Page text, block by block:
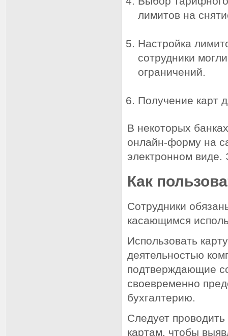
лимитов на
Настройка
сотрудники
ограничений.
Получение карт
В некоторых
онлайн-форму на
электронном виде.
Как
Сотрудники
касающимся
Использовать
деятельностью
подтверждающие
своевременно
бухгалтерию.
Следует
картам, чтобы